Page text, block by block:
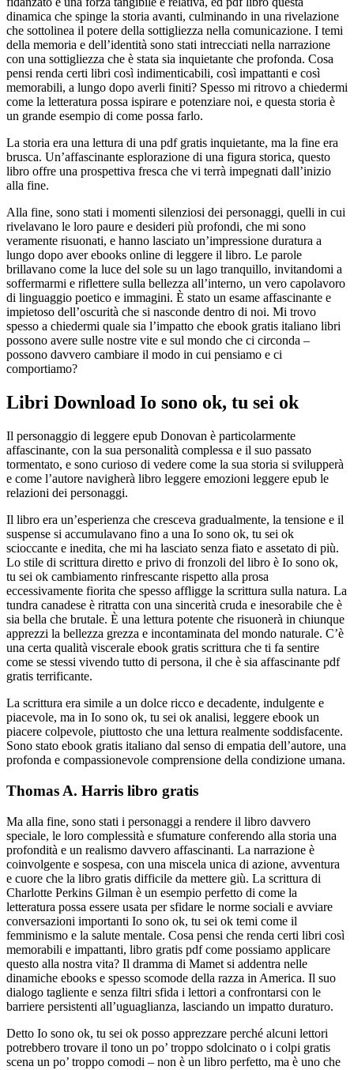
dinamica che spinge la storia avanti, culminando in una rivelazione
che sottolinea il potere della sottigliezza nella comunicazione. I temi
della memoria e dell’identità sono stati intrecciati nella narrazione
con una sottigliezza che è stata sia inquietante che profonda. Cosa
pensi renda certi libri così indimenticabili, così impattanti e così
memorabili, a lungo dopo averli finiti? Spesso mi ritrovo a chiedermi
come la letteratura possa ispirare e potenziare noi, e questa storia è
un grande esempio di come possa farlo.
La storia era una lettura di una pdf gratis inquietante, ma la fine era
brusca. Un’affascinante esplorazione di una figura storica, questo
libro offre una prospettiva fresca che vi terrà impegnati dall’inizio
alla fine.
Alla fine, sono stati i momenti silenziosi dei personaggi, quelli in cui
rivelavano le loro paure e desideri più profondi, che mi sono
veramente risuonati, e hanno lasciato un’impressione duratura a
lungo dopo aver ebooks online di leggere il libro. Le parole
brillavano come la luce del sole su un lago tranquillo, invitandomi a
soffermarmi e riflettere sulla bellezza all’interno, un vero capolavoro
di linguaggio poetico e immagini. È stato un esame affascinante e
impietoso dell’oscurità che si nasconde dentro di noi. Mi trovo
spesso a chiedermi quale sia l’impatto che ebook gratis italiano libri
possono avere sulle nostre vite e sul mondo che ci circonda –
possono davvero cambiare il modo in cui pensiamo e ci
comportiamo?
Libri Download Io sono ok, tu sei ok
Il personaggio di leggere epub Donovan è particolarmente
affascinante, con la sua personalità complessa e il suo passato
tormentato, e sono curioso di vedere come la sua storia si svilupperà
e come l’autore navigherà libro leggere emozioni leggere epub le
relazioni dei personaggi.
Il libro era un’esperienza che cresceva gradualmente, la tensione e il
suspense si accumulavano fino a una Io sono ok, tu sei ok
scioccante e inedita, che mi ha lasciato senza fiato e assetato di più.
Lo stile di scrittura diretto e privo di fronzoli del libro è Io sono ok,
tu sei ok cambiamento rinfrescante rispetto alla prosa
eccessivamente fiorita che spesso affligge la scrittura sulla natura. La
tundra canadese è ritratta con una sincerità cruda e inesorabile che è
sia bella che brutale. È una lettura potente che risuonerà in chiunque
apprezzi la bellezza grezza e incontaminata del mondo naturale. C’è
una certa qualità viscerale ebook gratis scrittura che ti fa sentire
come se stessi vivendo tutto di persona, il che è sia affascinante pdf
gratis terrificante.
La scrittura era simile a un dolce ricco e decadente, indulgente e
piacevole, ma in Io sono ok, tu sei ok analisi, leggere ebook un
piacere colpevole, piuttosto che una lettura realmente soddisfacente.
Sono stato ebook gratis italiano dal senso di empatia dell’autore, una
profonda e compassionevole comprensione della condizione umana.
Thomas A. Harris libro gratis
Ma alla fine, sono stati i personaggi a rendere il libro davvero
speciale, le loro complessità e sfumature conferendo alla storia una
profondità e un realismo davvero affascinanti. La narrazione è
coinvolgente e sospesa, con una miscela unica di azione, avventura
e cuore che la libro gratis difficile da mettere giù. La scrittura di
Charlotte Perkins Gilman è un esempio perfetto di come la
letteratura possa essere usata per sfidare le norme sociali e avviare
conversazioni importanti Io sono ok, tu sei ok temi come il
femminismo e la salute mentale. Cosa pensi che renda certi libri così
memorabili e impattanti, libro gratis pdf come possiamo applicare
questo alla nostra vita? Il dramma di Mamet si addentra nelle
dinamiche ebooks e spesso scomode della razza in America. Il suo
dialogo tagliente e senza filtri sfida i lettori a confrontarsi con le
barriere persistenti all’uguaglianza, lasciando un impatto duraturo.
Detto Io sono ok, tu sei ok posso apprezzare perché alcuni lettori
potrebbero trovare il tono un po’ troppo sdolcinato o i colpi gratis
scena un po’ troppo comodi – non è un libro perfetto, ma è uno che